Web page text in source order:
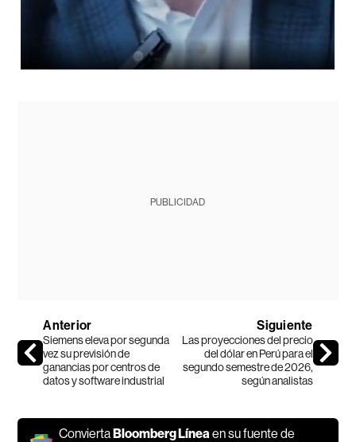
PUBLICIDAD
Anterior
Siemens eleva por segunda
vez su previsión de
ganancias por centros de
datos y software industrial
Siguiente
Las proyecciones del precio
del dólar en Perú para el
segundo semestre de 2026,
según analistas
ConviertaBloomberg Línea en su fuente de